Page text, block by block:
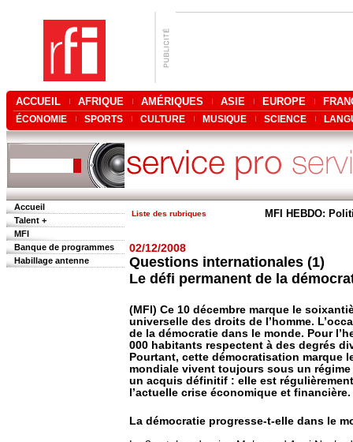
ACCUEIL AFRIQUE AMÉRIQUES ASIE EUROPE
ÉCONOMIE SPORTS CULTURE MUSIQUE SCIENCE
Accueil
Talent +
MFI
Banque de programmes
Habillage antenne
Liste des rubriques MFI HEBDO:
02/12/2008
Questions internationales (1)
Le défi permanent de la
(MFI) Ce 10 décembre marque le
universelle des droits de l’homme.
de la démocratie dans le monde. Pour
000 habitants respectent à des degrés
Pourtant, cette démocratisation marque
mondiale vivent toujours sous un
un acquis définitif : elle est
l’actuelle crise économique et financière.
La démocratie progresse-t-elle dans le